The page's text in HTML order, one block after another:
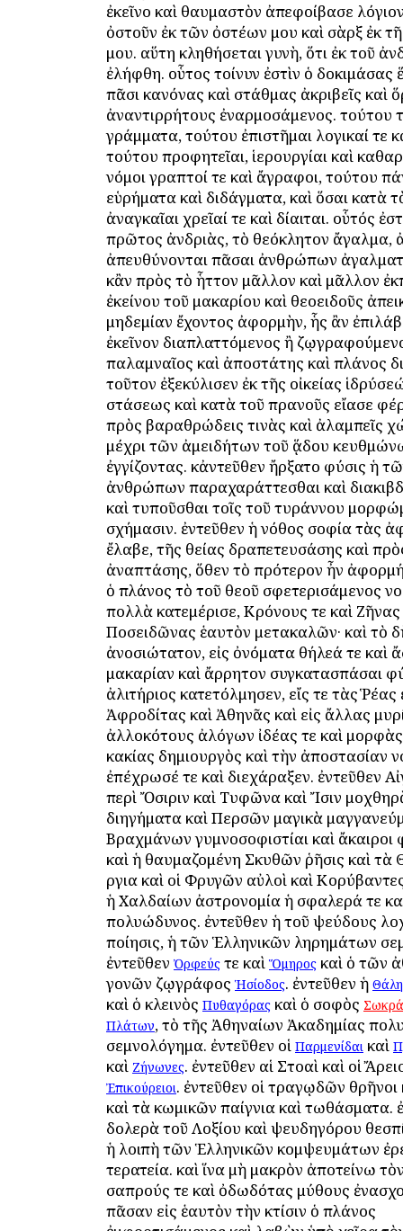
ἐκεῖνο καὶ θαυμαστὸν ἀπεφοίβασε
ὀστοῦν ἐκ τῶν ὀστέων μου καὶ σὰρξ ἐκ
μου. αὕτη κληθήσεται γυνὴ, ὅτι ἐκ τοῦ
ἐλήφθη. οὗτος τοίνυν ἐστὶν ὁ δοκιμάσας
πᾶσι κανόνας καὶ στάθμας ἀκριβεῖς καὶ
ἀναντιρρήτους ἐναρμοσάμενος. τούτου
γράμματα, τούτου ἐπιστῆμαι λογικαί τε
τούτου προφητεῖαι, ἱερουργίαι καὶ
νόμοι γραπτοί τε καὶ ἄγραφοι, τούτου
εὑρήματα καὶ διδάγματα, καὶ ὅσαι κατὰ
ἀναγκαῖαι χρεῖαί τε καὶ δίαιται. οὗτός
πρῶτος ἀνδριὰς, τὸ θεόκλητον ἄγαλμα,
ἀπευθύνονται πᾶσαι ἀνθρώπων
κἂν πρὸς τὸ ἧττον μᾶλλον καὶ μᾶλλον
ἐκείνου τοῦ μακαρίου καὶ θεοειδοῦς
μηδεμίαν ἔχοντος ἀφορμὴν, ἧς ἂν
ἐκεῖνον διαπλαττόμενος ἢ
παλαμναῖος καὶ ἀποστάτης καὶ πλάνος
τοῦτον ἐξεκύλισεν ἐκ τῆς οἰκείας
στάσεως καὶ κατὰ τοῦ πρανοῦς εἴασε
πρὸς βαραθρώδεις τινὰς καὶ ἀλαμπεῖς
μέχρι τῶν ἀμειδήτων τοῦ ᾅδου
ἐγγίζοντας. κἀντεῦθεν ἤρξατο φύσις ἡ
ἀνθρώπων παραχαράττεσθαι καὶ
καὶ τυποῦσθαι τοῖς τοῦ τυράννου
σχήμασιν. ἐντεῦθεν ἡ νόθος σοφία τὰς
ἔλαβε, τῆς θείας δραπετευσάσης καὶ
ἀναπτάσης, ὅθεν τὸ πρότερον ἦν
ὁ πλάνος τὸ τοῦ θεοῦ σφετερισάμενος
πολλὰ κατεμέρισε, Κρόνους τε καὶ Ζῆνας
Ποσειδῶνας ἑαυτὸν μετακαλῶν· καὶ τὸ
ἀνοσιώτατον, εἰς ὀνόματα θήλεά τε καὶ
μακαρίαν καὶ ἄρρητον συγκατασπάσαι
ἀλιτήριος κατετόλμησεν, εἴς τε τὰς Ῥέας
Ἀφροδίτας καὶ Ἀθηνᾶς καὶ εἰς ἄλλας
ἀλλοκότους ἀλόγων ἰδέας τε καὶ
κακίας δημιουργὸς καὶ τὴν ἀποστασίαν
ἐπέχρωσέ τε καὶ διεχάραξεν. ἐντεῦθεν
περὶ Ὄσιριν καὶ Τυφῶνα καὶ Ἴσιν
διηγήματα καὶ Περσῶν μαγικὰ
Βραχμάνων γυμνοσοφιστίαι καὶ ἄκαιροι
καὶ ἡ θαυμαζομένη Σκυθῶν ῥῆσις καὶ
ὄργια καὶ οἱ Φρυγῶν αὐλοὶ καὶ
ἡ Χαλδαίων ἀστρονομία ἡ σφαλερά τε
πολυώδυνος. ἐντεῦθεν ἡ τοῦ ψεύδους
ποίησις, ἡ τῶν Ἑλληνικῶν ληρημάτων
ἐντεῦθεν Ὀρφεύς τε καὶ Ὅμηρος καὶ ὁ τῶν
γονῶν ζῳγράφος Ἡσίοδος. ἐντεῦθεν ἡ
καὶ ὁ κλεινὸς Πυθαγόρας καὶ ὁ σοφὸς
Πλάτων, τὸ τῆς Ἀθηναίων Ἀκαδημίας
σεμνολόγημα. ἐντεῦθεν οἱ Παρμενίδαι καὶ
καὶ Ζήνωνες. ἐντεῦθεν αἱ Στοαὶ καὶ οἱ
Ἐπικούρειοι. ἐντεῦθεν οἱ τραγῳδῶν θρῆνοι
καὶ τὰ κωμικῶν παίγνια καὶ τωθάσματα.
δολερὰ τοῦ Λοξίου καὶ ψευδηγόρου
ἡ λοιπὴ τῶν Ἑλληνικῶν κομψευμάτων
τερατεία. καὶ ἵνα μὴ μακρὸν ἀποτείνω
σαπρούς τε καὶ ὀδωδότας μύθους
πᾶσαν εἰς ἑαυτὸν τὴν κτίσιν ὁ πλάνος